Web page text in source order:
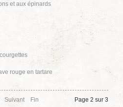
et aux épinards
rouge en tartare
Page 2 sur 3
Suivant Fin